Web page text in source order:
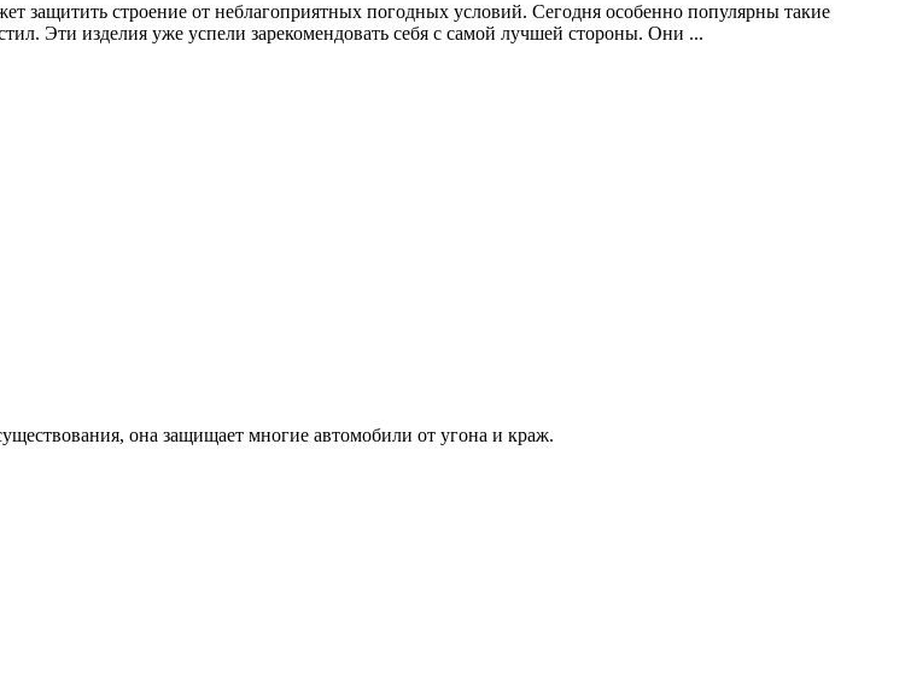
строение от неблагоприятных погодных условий. Сегодня особенно популярны такие
Эти изделия уже успели зарекомендовать себя с самой лучшей стороны. Они ...
она защищает многие автомобили от угона и краж.